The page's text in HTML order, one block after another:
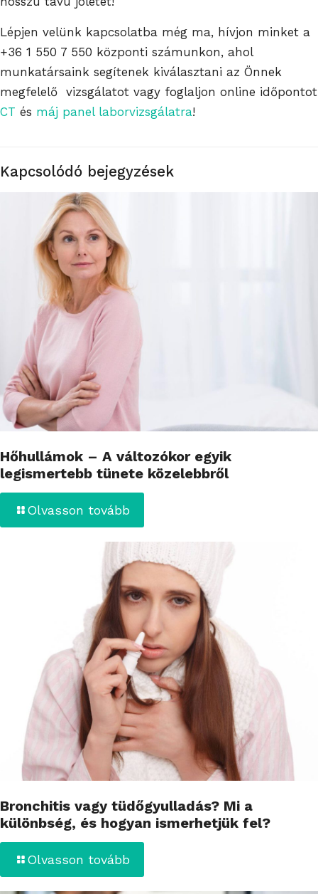
Lépjen velünk kapcsolatba még ma, hívjon minket a
+36 1 550 7 550 központi számunkon, ahol
munkatársaink segítenek kiválasztani az Önnek
megfelelő vizsgálatot vagy foglaljon online időpontot
CT és máj panel laborvizsgálatra!
Kapcsolódó bejegyzések
Hőhullámok – A változókor egyik
legismertebb tünete közelebbről
Olvasson tovább
Bronchitis vagy tüdőgyulladás? Mi a
különbség, és hogyan ismerhetjük fel?
Olvasson tovább